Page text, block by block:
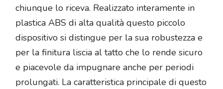
chiunque lo riceva. Realizzato interamente in
plastica ABS di alta qualità questo piccolo
dispositivo si distingue per la sua robustezza e
per la finitura liscia al tatto che lo rende sicuro
e piacevole da impugnare anche per periodi
prolungati. La caratteristica principale di questo